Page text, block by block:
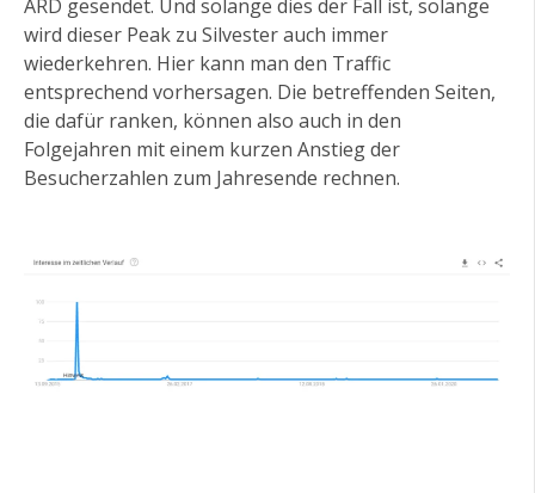
ARD gesendet. Und solange dies der Fall ist, solange
wird dieser Peak zu Silvester auch immer
wiederkehren. Hier kann man den Traffic
entsprechend vorhersagen. Die betreffenden Seiten,
die dafür ranken, können also auch in den
Folgejahren mit einem kurzen Anstieg der
Besucherzahlen zum Jahresende rechnen.